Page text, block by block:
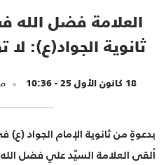
العلامة فضل
ثانوية الجواد(ع):
18 كانون الأول 25 - 10:36
بدعوةٍ من ثانوية الإمام الجواد (ع)
ألقى العلامة السيّد علي فضل